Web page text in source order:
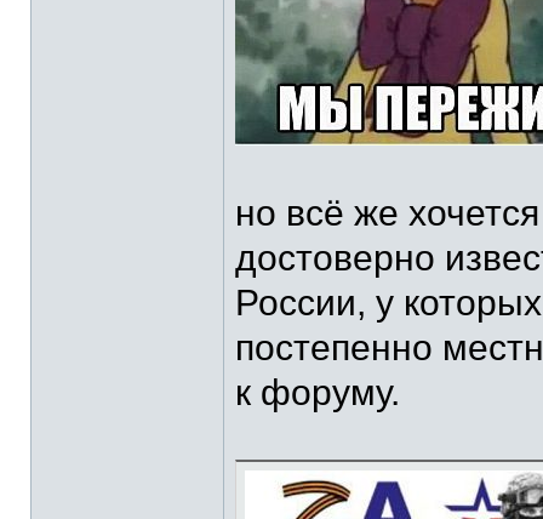
но всё же
достоверно
России, у
постепенно
к форуму.